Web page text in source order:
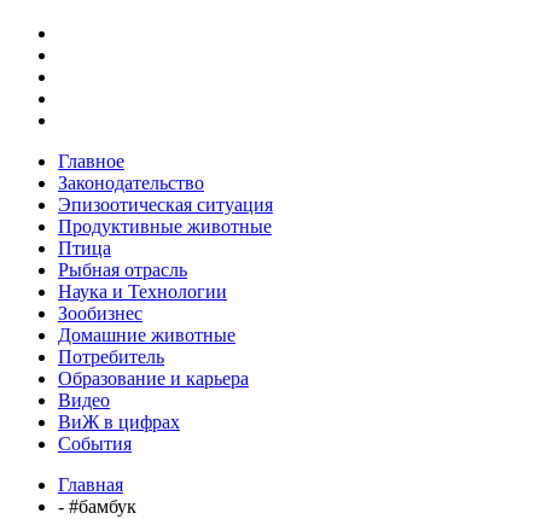
Главное
Законодательство
Эпизоотическая ситуация
Продуктивные животные
Птица
Рыбная отрасль
Наука и Технологии
Зообизнес
Домашние животные
Потребитель
Образование и карьера
Видео
ВиЖ в цифрах
События
Главная
- #бамбук